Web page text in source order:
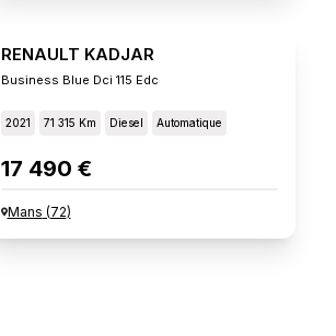
RENAULT KADJAR
Business Blue Dci 115 Edc
2021 71 315 Km Diesel Automatique
17 490 €
Mans (72)